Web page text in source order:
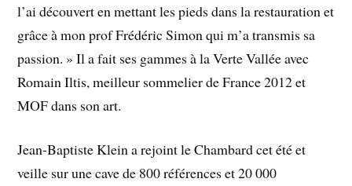
l’ai découvert en mettant les pieds dans la restauration et
grâce à mon prof Frédéric Simon qui m’a transmis sa
passion. » Il a fait ses gammes à la Verte Vallée avec
Romain Iltis, meilleur sommelier de France 2012 et
MOF dans son art.
Jean-Baptiste Klein a rejoint le Chambard cet été et
veille sur une cave de 800 références et 20 000